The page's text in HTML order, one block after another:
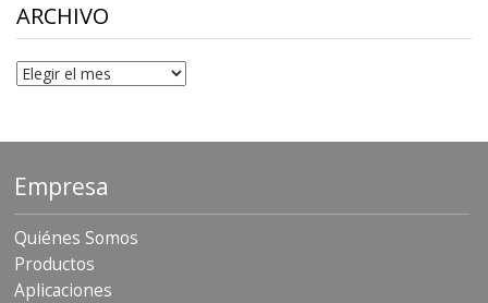
ARCHIVO
Archivo
Empresa
Quiénes Somos
Productos
Aplicaciones